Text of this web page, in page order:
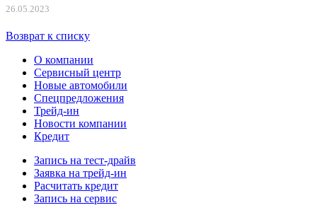
26.05.2023
Возврат к списку
О компании
Сервисный центр
Новые автомобили
Cпецпредложения
Трейд-ин
Новости компании
Кредит
Запись на тест-драйв
Заявка на трейд-ин
Расчитать кредит
Запись на сервис